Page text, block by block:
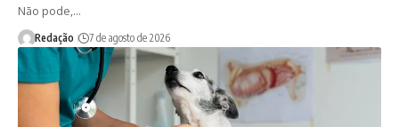
Não pode,…
Redação 7 de agosto de 2026